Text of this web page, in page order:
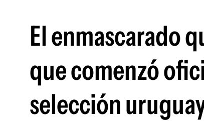
El enmascarado
que comenzó
selección